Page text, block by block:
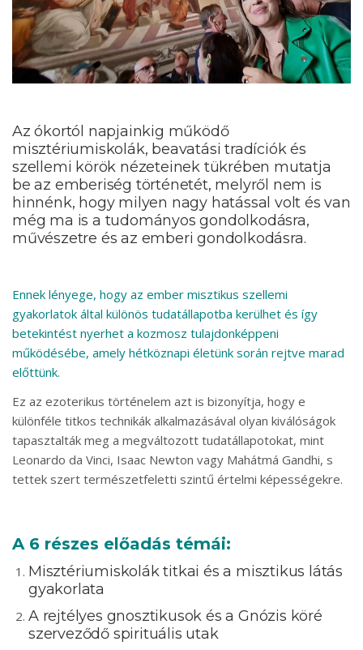
Az ókortól napjainkig működő
misztériumiskolák, beavatási tradíciók és
szellemi körök nézeteinek tükrében mutatja
be az emberiség történetét, melyről nem is
hinnénk, hogy milyen nagy hatással volt és van
még ma is a tudományos gondolkodásra,
művészetre és az emberi gondolkodásra.
Ennek lényege, hogy az ember misztikus szellemi
gyakorlatok által különös tudatállapotba kerülhet és így
betekintést nyerhet a kozmosz tulajdonképpeni
működésébe, amely hétköznapi életünk során rejtve marad
előttünk.
Ez az ezoterikus történelem azt is bizonyítja, hogy e
különféle titkos technikák alkalmazásával olyan kiválóságok
tapasztalták meg a megváltozott tudatállapotokat, mint
Leonardo da Vinci, Isaac Newton vagy Mahátmá Gandhi, s
tettek szert természetfeletti szintű értelmi képességekre.
A 6 részes előadás témái:
Misztériumiskolák titkai és a misztikus látás
gyakorlata
A rejtélyes gnosztikusok és a Gnózis köré
szerveződő spirituális utak